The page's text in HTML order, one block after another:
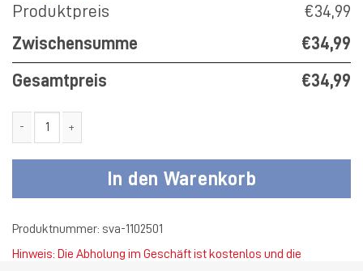
Produktpreis
€34,99
Zwischensumme
€34,99
Gesamtpreis €34,99
In den Warenkorb
Produktnummer: sva-1102501
Hinweis: Die Abholung im Geschäft ist kostenlos und die